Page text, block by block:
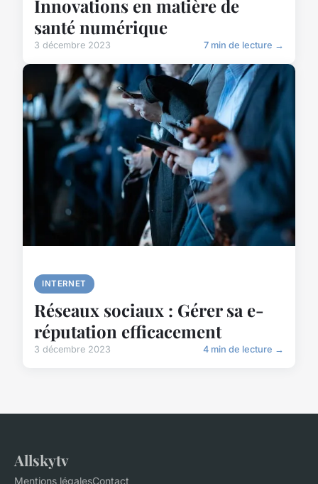
Innovations en matière de
santé numérique
3 décembre 2023 7 min de lecture →
INTERNET
Réseaux sociaux : Gérer sa e-
réputation efficacement
3 décembre 2023 4 min de lecture →
Allskytv
Mentions légalesContact